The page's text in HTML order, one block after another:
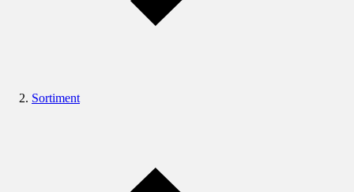
Sortiment